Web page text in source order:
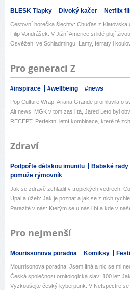
BLESK Tlapky Divoký kačer Netflix
Cestovní horečka šlechty: Chuďas z Klatovska
Filip Vondrášek: V Jižní Americe si lidé plují
Osvěžení ve Schladmingu: Lamy, ferraty i
Pro generaci Z
#inspirace #wellbeing #news
Pop Culture Wrap: Ariana Grande promluvila o
Alt news: MGK v tom zas lítá, Jared Leto byl
RECEPT: Perfektní letní kombinace, které tě
Zdraví
Podpořte dětskou imunitu Babské
pomůže rýmovník
Jak se zdravě zchladit v tropických vedrech:
Úpal a úžeh: Jak je poznat a jak se z nich
Parazité v nás: Kterým se u nás líbí a kde v
Pro nejmenší
Mourissonova poradna Komiksy
Mourrisonova poradna: Jsem líná a nic se mi
Česká společnost ornitologická slaví 100 let:
Vyzkoušejte český kyberpunk. V Netspectre se